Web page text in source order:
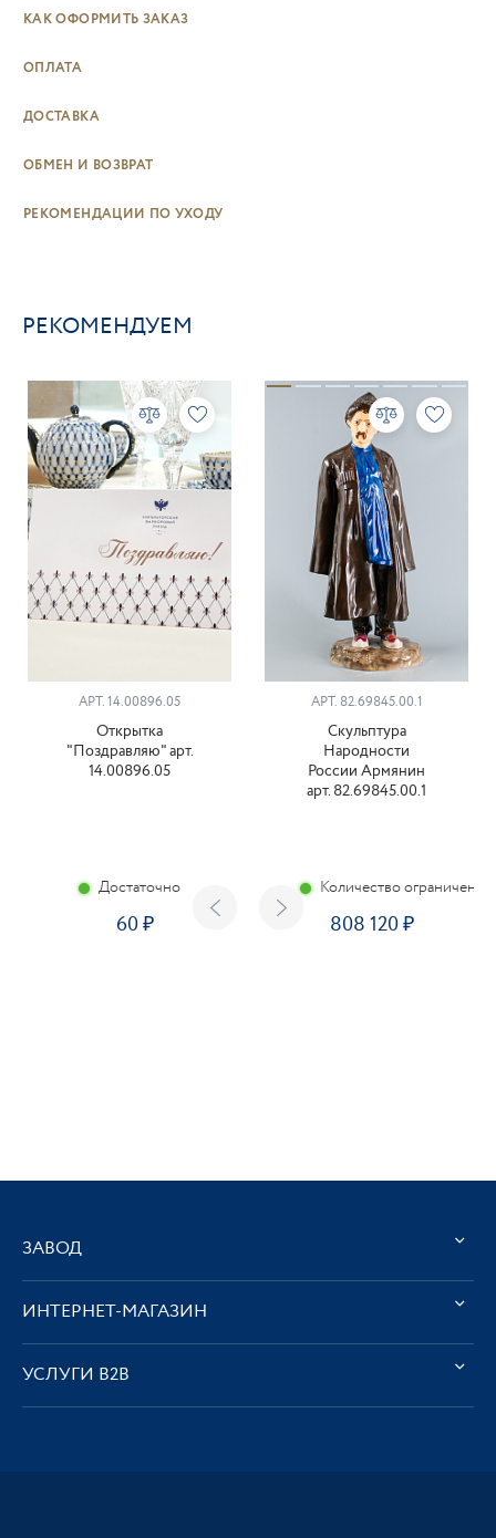
КАК ОФОРМИТЬ ЗАКАЗ
ОПЛАТА
ДОСТАВКА
ОБМЕН И ВОЗВРАТ
РЕКОМЕНДАЦИИ ПО УХОДУ
РЕКОМЕНДУЕМ
АРТ. 14.00896.05
Открытка
"Поздравляю" арт.
14.00896.05
Достаточно
60
АРТ. 82.69845.00.1
Скульптура
Народности
России Армянин
арт. 82.69845.00.1
Количество ограничено
808 120
ЗАВОД
ИНТЕРНЕТ-МАГАЗИН
УСЛУГИ В2В